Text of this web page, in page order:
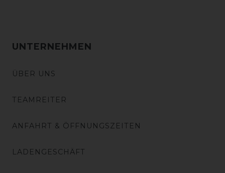
UNTERNEHMEN
ÜBER UNS
TEAMREITER
ANFAHRT & ÖFFNUNGSZEITEN
LADENGESCHÄFT